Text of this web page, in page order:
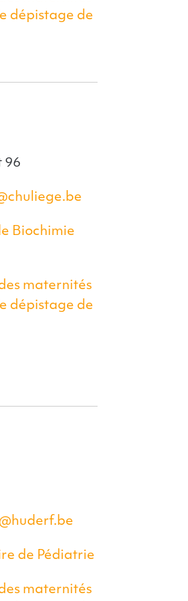
dépistage de
96
Biochimie
maternités
dépistage de
de Pédiatrie
maternités